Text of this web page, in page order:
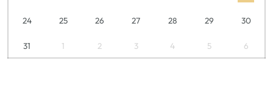
24 25 26 27 28 29 30
31 1 2 3 4 5 6